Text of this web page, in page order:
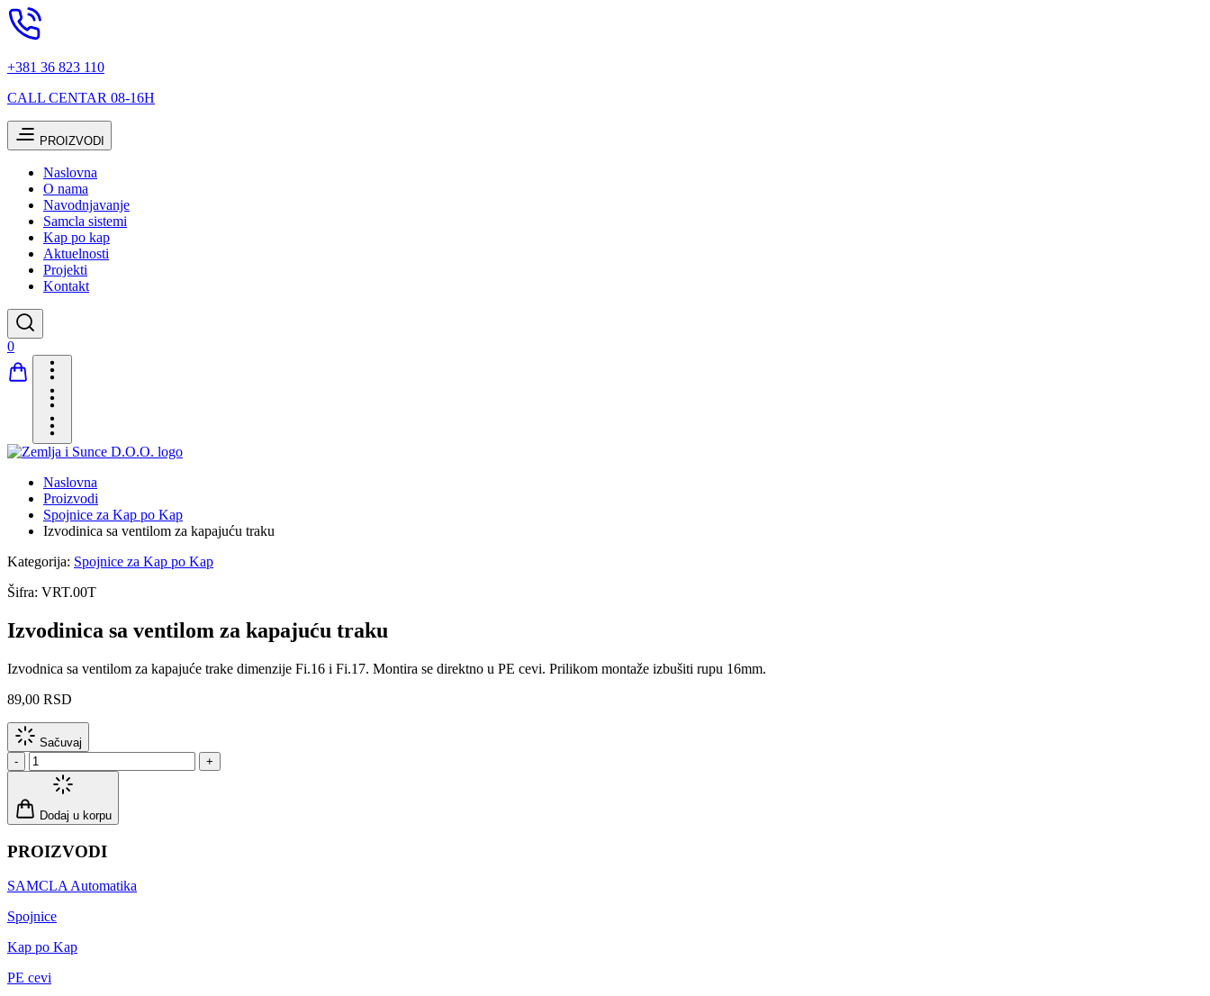
+381 36 823 110
CALL CENTAR 08-16H
PROIZVODI
Naslovna
O nama
Navodnjavanje
Samcla sistemi
Kap po kap
Aktuelnosti
Projekti
Kontakt
0
Naslovna
Proizvodi
Spojnice za Kap po Kap
Izvodinica sa ventilom za kapajuću traku
Kategorija: Spojnice za Kap po Kap
Šifra: VRT.00T
Izvodinica sa ventilom za kapajuću traku
Izvodnica sa ventilom za kapajuće trake dimenzije Fi.16 i Fi.17. Montira se direktno u PE cevi. Prilikom montaže izbušiti rupu 16mm.
89,00 RSD
Sačuvaj
-
+
Dodaj u korpu
PROIZVODI
SAMCLA Automatika
Spojnice
Kap po Kap
PE cevi